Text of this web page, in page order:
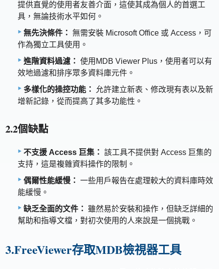
提供直覺的使用者友善介面，這使其成為個人的首選工
具，無論技術水平如何。
無先決條件： 無需安裝 Microsoft Office 或 Access，可
作為獨立工具使用。
進階資料過濾： 使用MDB Viewer Plus，使用者可以有
效地過濾和排序眾多資料庫元件。
多樣化的操控功能：
允許建立新表、修改現有表以及新
增新記錄，從而提高了其多功能性。
2.2個缺點
不支援 Access 巨集： 該工具不提供對 Access 巨集的
支持，這是複雜資料操作的限制。
偶爾性能緩慢： 一些用戶報告在處理較大的資料庫時效
能緩慢。
缺乏全面的文件：
雖然易於安裝和操作，但缺乏詳細的
幫助和指導文檔，對初次使用的人來說是一個挑戰。
3.FreeViewer存取MDB檢視器工具